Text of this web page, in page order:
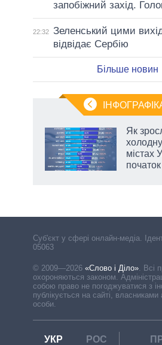
запобіжний захід.
22:32 Зеленський цими
відвідає Сербію
Більше новин
Як
містах
Cуб'єкт у сфері онлайн-медіа.
05063
© 2009—2026 «Слово і Діло» Всі
охороняються законом.
собою право не погоджуватися з
публікується на сайті, власниками
особи.
УКР РОС